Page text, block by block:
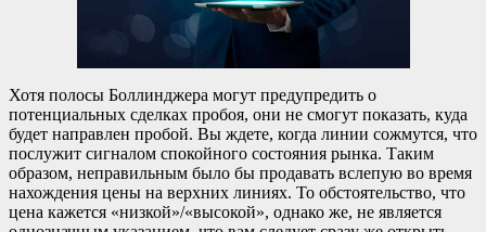
Хотя полосы Боллинджера могут предупредить о
потенциальных сделках пробоя, они не смогут показать, куда
будет направлен пробой. Вы ждете, когда линии сожмутся, что
послужит сигналом спокойного состояния рынка. Таким
образом, неправильным было бы продавать вслепую во время
нахождения цены на верхних линиях. То обстоятельство, что
цена кажется «низкой»/«высокой», однако же, не является